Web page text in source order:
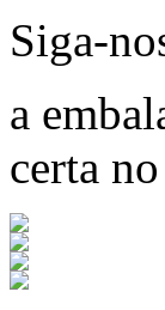
Siga-
a
certa